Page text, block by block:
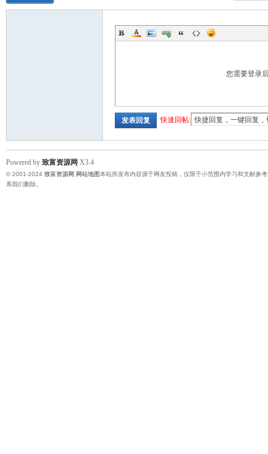
您需要登录
发表回复 快速回帖:
Powered by 致富资源网 X3.4
© 2001-2024 致富资源网 网站地图本站所发布内容源于网友投稿，仅限于小范围内学习和文献参
系我们删除。